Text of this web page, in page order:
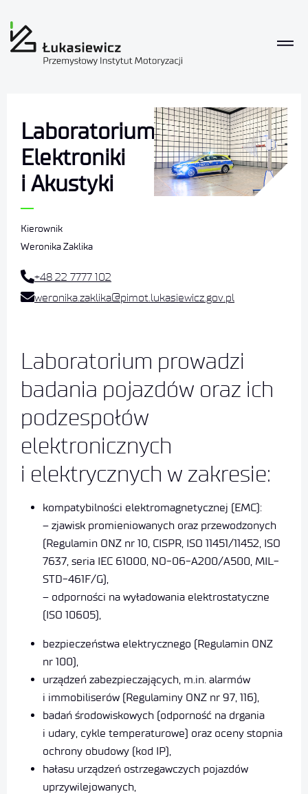
Laboratorium
Elektroniki
i Akustyki​
Kierownik
Weronika Zaklika
+48 22 7777 102
weronika.zaklika@pimot.lukasiewicz.gov.pl
Laboratorium prowadzi
badania pojazdów oraz ich
podzespołów
elektronicznych
i elektrycznych w zakresie:
kompatybilności elektromagnetycznej (EMC):
– zjawisk promieniowanych oraz przewodzonych
(Regulamin ONZ nr 10, CISPR, ISO 11451/11452, ISO
7637, seria IEC 61000, NO-06-A200/A500, MIL-
STD-461F/G),
– odporności na wyładowania elektrostatyczne
(ISO 10605),
bezpieczeństwa elektrycznego (Regulamin ONZ
nr 100),
urządzeń zabezpieczających, m.in. alarmów
i immobiliserów (Regulaminy ONZ nr 97, 116),
badań środowiskowych (odporność na drgania
i udary, cykle temperaturowe) oraz oceny stopnia
ochrony obudowy (kod IP),
hałasu urządzeń ostrzegawczych pojazdów
uprzywilejowanych,